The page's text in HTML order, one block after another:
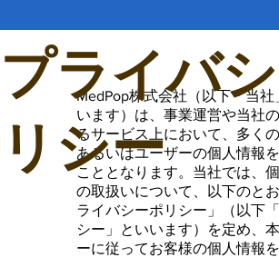
MedPop株式会社（以下「当社
います）は、事業運営や当社
るサービス上において、多く
あるいはユーザーの個人情報
こととなります。当社では、
の取扱いについて、以下のと
ライバシーポリシー」（以下
シー」といいます）を定め、
ーに従ってお客様の個人情報を
プライバ
リシー